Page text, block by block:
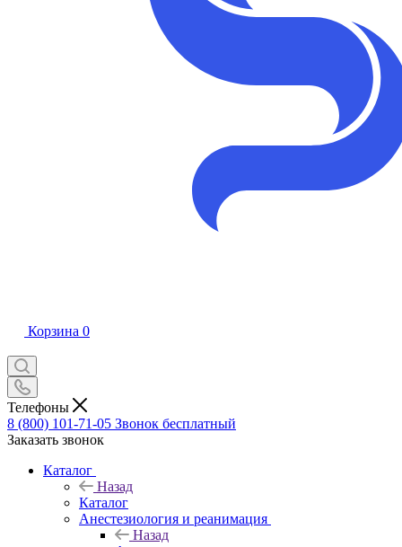
Корзина 0
Телефоны
8 (800) 101-71-05 Звонок бесплатный
Заказать звонок
Каталог
Назад
Каталог
Анестезиология и реанимация
Назад